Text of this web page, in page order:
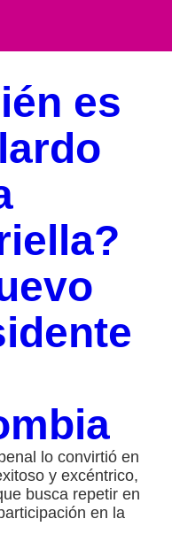
es
lo convirtió en
y excéntrico,
busca repetir en
en la